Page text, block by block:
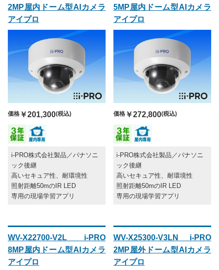
2MP屋内ドーム型AIカメラ
アイプロ
価格 ￥201,300(税込)
i-PRO株式会社製品／パナソニ
ック後継
高いセキュア性、耐環境性
照射距離50mのIR LED
専用の現場学習アプリ
5MP屋内ドーム型AIカメラ
アイプロ
価格￥272,800(税込)
i-PRO株式会社製品／パナソニ
ック後継
高いセキュア性、耐環境性
照射距離50mのIR LED
専用の現場学習アプリ
WV-X22700-V2L i-PRO
8MP屋内ドーム型AIカメラ
アイプロ
WV-X25300-V3LN i-PRO
2MP屋外ドーム型AIカメラ
アイプロ